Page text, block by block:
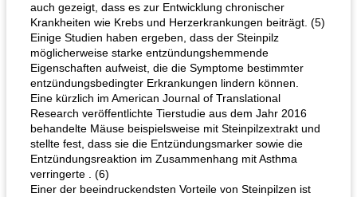
auch gezeigt, dass es zur Entwicklung chronischer
Krankheiten wie Krebs und Herzerkrankungen beiträgt. (5)
Einige Studien haben ergeben, dass der Steinpilz
möglicherweise starke entzündungshemmende
Eigenschaften aufweist, die die Symptome bestimmter
entzündungsbedingter Erkrankungen lindern können.
Eine kürzlich im American Journal of Translational
Research veröffentlichte Tierstudie aus dem Jahr 2016
behandelte Mäuse beispielsweise mit Steinpilzextrakt und
stellte fest, dass sie die Entzündungsmarker sowie die
Entzündungsreaktion im Zusammenhang mit Asthma
verringerte . (6)
Einer der beeindruckendsten Vorteile von Steinpilzen ist